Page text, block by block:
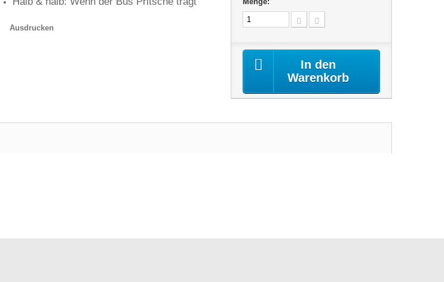
Ausdrucken
In den
Warenkorb